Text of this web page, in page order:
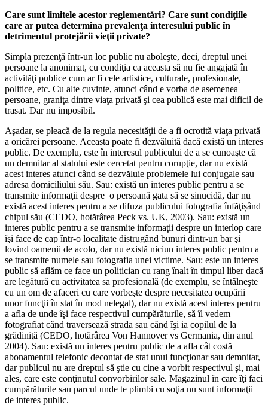
Care sunt limitele acestor reglementări? Care sunt condiţiile
care ar putea determina prevalenţa interesului public în
detrimentul protejării vieţii private?
Simpla prezenţă într-un loc public nu aboleşte, deci, dreptul unei
persoane la anonimat, cu condiţia ca aceasta să nu fie angajată în
activităţi publice cum ar fi cele artistice, culturale, profesionale,
politice, etc. Cu alte cuvinte, atunci când e vorba de asemenea
persoane, graniţa dintre viaţa privată şi cea publică este mai dificil de
trasat. Dar nu imposibil.
Aşadar, se pleacă de la regula necesităţii de a fi ocrotită viaţa privată
a oricărei persoane. Aceasta poate fi dezvăluită dacă există un interes
public. De exemplu, este în interesul publicului de a se cunoaşte că
un demnitar al statului este cercetat pentru corupţie, dar nu există
acest interes atunci când se dezvăluie problemele lui conjugale sau
adresa domiciliului său. Sau: există un interes public pentru a se
transmite informaţii despre o persoană gata să se sinucidă, dar nu
există acest interes pentru a se difuza publicului fotografia înfăţișând
chipul său (CEDO, hotărârea Peck vs. UK, 2003). Sau: există un
interes public pentru a se transmite informaţii despre un interlop care
îşi face de cap într-o localitate distrugând bunuri dintr-un bar şi
lovind oamenii de acolo, dar nu există niciun interes public pentru a
se transmite numele sau fotografia unei victime. Sau: este un interes
public să aflăm ce face un politician cu rang înalt în timpul liber dacă
are legătură cu activitatea sa profesională (de exemplu, se întâlneşte
cu un om de afaceri cu care vorbeşte despre necesitatea ocupării
unor funcţii în stat în mod nelegal), dar nu există acest interes pentru
a afla de unde îşi face respectivul cumpărăturile, să îl vedem
fotografiat când traversează strada sau când îşi ia copilul de la
grădiniţă (CEDO, hotărârea Von Hannover vs Germania, din anul
2004). Sau: există un interes pentru public de a afla cât costă
abonamentul telefonic decontat de stat unui funcţionar sau demnitar,
dar publicul nu are dreptul să ştie cu cine a vorbit respectivul şi, mai
ales, care este conţinutul convorbirilor sale. Magazinul în care îţi faci
cumpărăturile sau parcul unde te plimbi cu soţia nu sunt informaţii
de interes public.